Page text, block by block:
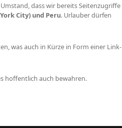
dass wir bereits Seitenzugriffe
City) und Peru. Urlauber dürfen
was auch in Kürze in Form einer Link-
hoffentlich auch bewahren.